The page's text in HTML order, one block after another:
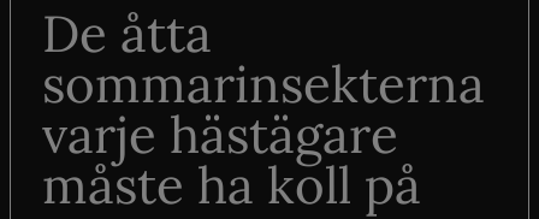
De åtta
sommarinsekterna
varje hästägare
måste ha koll på